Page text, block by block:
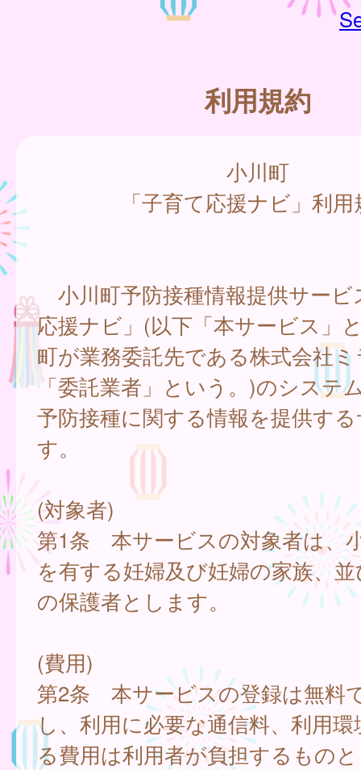
利用規約
小川町
「子育て応援ナビ」利用
小川町予防接種情報提供サービ
応援ナビ」(以下「本サービス」
町が業務委託先である株式会社
「委託業者」という。)のシステ
予防接種に関する情報を提供す
す。
(対象者)
第1条 本サービスの対象者は、
を有する妊婦及び妊婦の家族、
の保護者とします。
(費用)
第2条 本サービスの登録は無料
し、利用に必要な通信料、利用
る費用は利用者が負担するもの